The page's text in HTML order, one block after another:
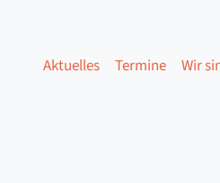
Aktuelles Termine Wir